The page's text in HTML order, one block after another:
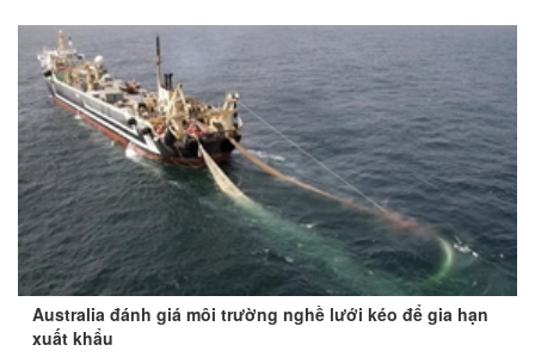
Australia đánh giá môi trường nghề lưới kéo để gia hạn
xuất khẩu